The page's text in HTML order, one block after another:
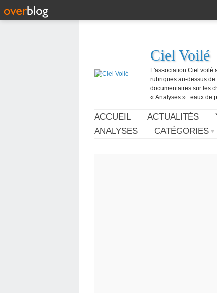
Ciel Voilé
L'association Ciel voilé
rubriques au-dessus de
documentaires sur les
« Analyses » : eaux de
ACCUEIL ACTUALITÉS
ANALYSES
CATÉGORIES